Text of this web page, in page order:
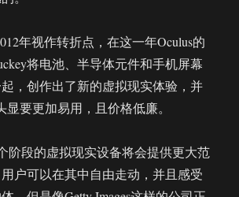
年视作转折点，在这一年Oculus的
将电池、半导体元件和手机屏幕
，创作出了新的虚拟现实体验，并
显要更加易用，且价格低廉。
阶段的虚拟现实设备将会提供更大范
户可以在其中自由走动，并且感受